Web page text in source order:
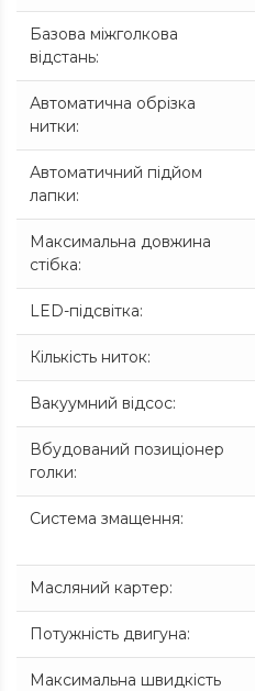
Базова міжголкова
відстань:
Автоматична обрізка
нитки:
Автоматичний підйом
лапки:
Максимальна довжина
стібка:
LED-підсвітка:
Кількість ниток:
Вакуумний відсос:
Вбудований позиціонер
голки:
Система змащення:
Масляний картер:
Потужність двигуна:
Максимальна швидкість